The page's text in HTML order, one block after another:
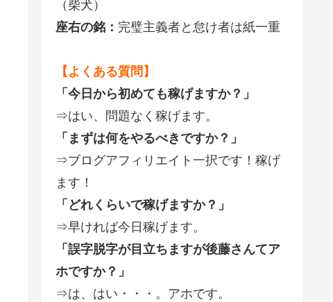
（柴犬）
座右の銘： 完璧主義者と怠け者は紙一重
【よくある質問】
「今日から初めても稼げますか？」
⇒はい、問題なく稼げます。
「まずは何をやるべきですか？」
⇒ブログアフィリエイト一択です！稼げ
ます！
「どれくらいで稼げますか？」
⇒早ければ今日稼げます。
「誤字脱字が目立ちますが後藤さんてア
ホですか？」
⇒は、はい・・・。アホです。